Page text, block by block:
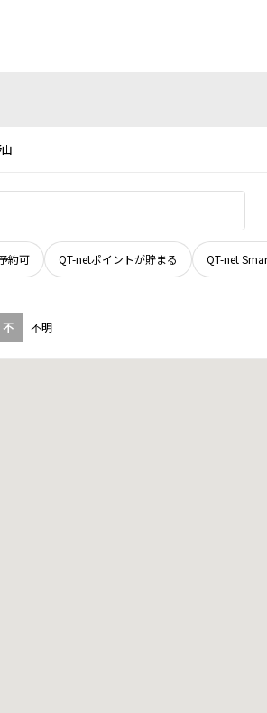
約可 QT-netポイントが貯まる QT-net
不 不明